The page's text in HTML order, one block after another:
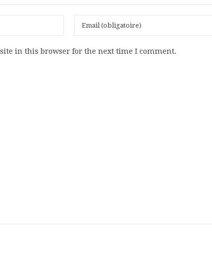
in this browser for the next time I comment.